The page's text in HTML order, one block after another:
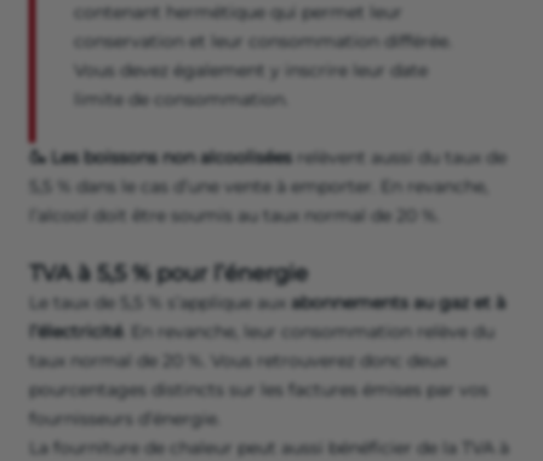
contenant hermétique qui permet leur
conservation et leur consommation différée.
Vous devez également y inscrire leur date
limite de consommation.
🍶 Les boissons non alcoolisées relèvent aussi du taux de
5,5 % dans le cas d’une vente à emporter. En revanche,
l’alcool doit être soumis au taux normal de 20 %.
TVA à 5,5 % pour l’énergie
Le taux de 5,5 % s’applique aux abonnements au gaz et à
l’électricité. En revanche, leur consommation relève du
taux normal de 20 %. Vous retrouverez donc deux
pourcentages distincts sur les factures émises par vos
fournisseurs d’énergie.
La fourniture de chaleur peut aussi bénéficier de la TVA à